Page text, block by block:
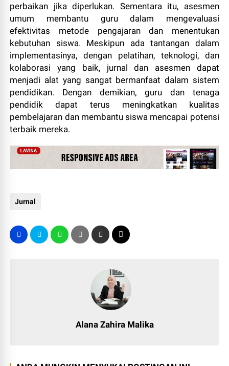
perbaikan jika diperlukan. Sementara itu, asesmen
umum membantu guru dalam mengevaluasi
efektivitas metode pengajaran dan menentukan
kebutuhan siswa. Meskipun ada tantangan dalam
implementasinya, dengan pelatihan, teknologi, dan
kolaborasi yang baik, jurnal dan asesmen dapat
menjadi alat yang sangat bermanfaat dalam sistem
pendidikan. Dengan demikian, guru dan tenaga
pendidik dapat terus meningkatkan kualitas
pembelajaran dan membantu siswa mencapai potensi
terbaik mereka.
Jurnal
Alana Zahira Malika